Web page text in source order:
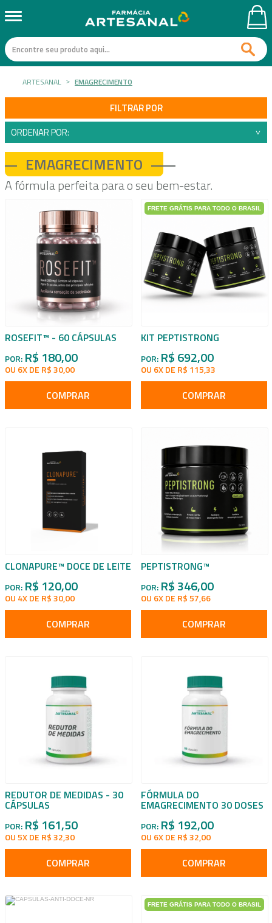
ARTESANAL EMAGRECIMENTO
FILTRAR POR
ORDENAR POR:
EMAGRECIMENTO
A fórmula perfeita para o seu bem-estar.
ROSEFIT™ - 60 CÁPSULAS
POR: R$ 180,00
OU 6X DE R$ 30,00
COMPRAR
FRETE GRÁTIS PARA TODO O BRASIL
KIT PEPTISTRONG
POR: R$ 692,00
OU 6X DE R$ 115,33
COMPRAR
CLONAPURE™ DOCE DE LEITE
POR: R$ 120,00
OU 4X DE R$ 30,00
COMPRAR
PEPTISTRONG™
POR: R$ 346,00
OU 6X DE R$ 57,66
COMPRAR
REDUTOR DE MEDIDAS - 30
CÁPSULAS
POR: R$ 161,50
OU 5X DE R$ 32,30
COMPRAR
FÓRMULA DO
EMAGRECIMENTO 30 DOSES
POR: R$ 192,00
OU 6X DE R$ 32,00
COMPRAR
FRETE GRÁTIS PARA TODO O BRASIL